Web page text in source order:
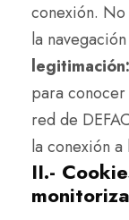
conexión. No
la navegación
legitimación:
para conocer
red de
la conexión a
II.-